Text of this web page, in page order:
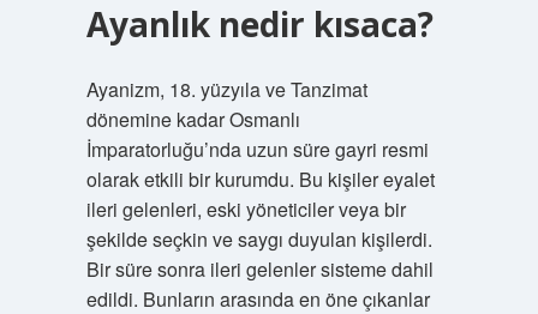
Ayanlık nedir kısaca?
Ayanizm, 18. yüzyıla ve Tanzimat
dönemine kadar Osmanlı
İmparatorluğu’nda uzun süre gayri resmi
olarak etkili bir kurumdu. Bu kişiler eyalet
ileri gelenleri, eski yöneticiler veya bir
şekilde seçkin ve saygı duyulan kişilerdi.
Bir süre sonra ileri gelenler sisteme dahil
edildi. Bunların arasında en öne çıkanlar